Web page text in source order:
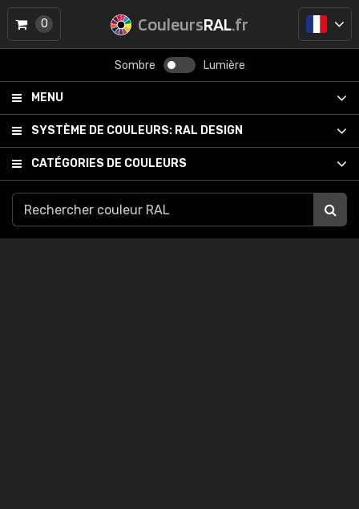
CouleursRAL.fr
Sombre Lumière
MENU
SYSTÈME DE COULEURS: RAL DESIGN
CATÉGORIES DE COULEURS
0